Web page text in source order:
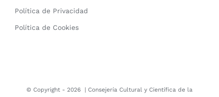
Política de Privacidad
Política de Cookies
© Copyright - 2026 | Consejería Cultural y Científica de la